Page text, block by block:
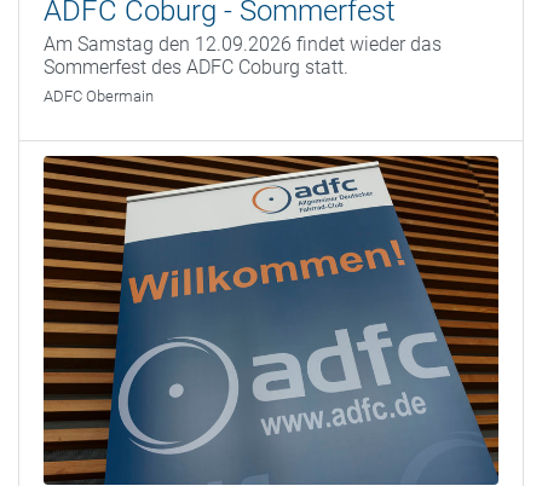
ADFC Coburg - Sommerfest
Am Samstag den 12.09.2026 findet wieder das
Sommerfest des ADFC Coburg statt.
ADFC Obermain